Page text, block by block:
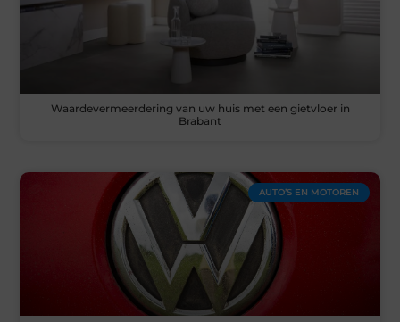
Waardevermeerdering van uw huis met een gietvloer in
Brabant
AUTO’S EN MOTOREN